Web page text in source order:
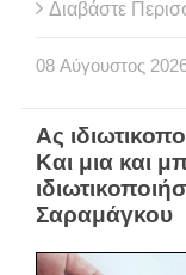
Διαβάστε
08 Αύγουστος
Ας
Και μια και
Σαραμάγκου